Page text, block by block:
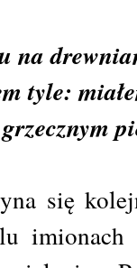
na
tyle:
grzecznym
się